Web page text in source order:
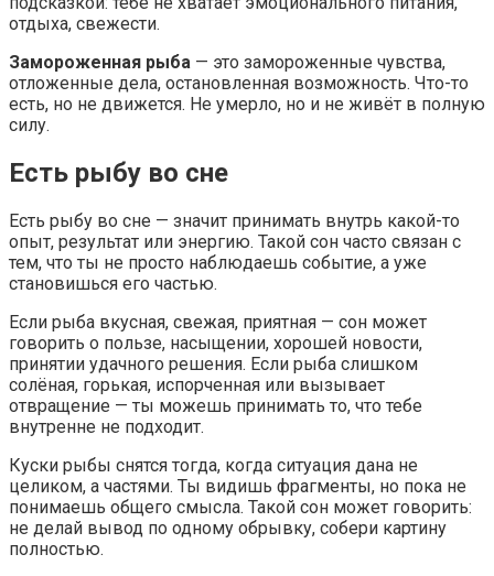
отдыха, свежести.
Замороженная рыба — это замороженные чувства,
отложенные дела, остановленная возможность. Что-то
есть, но не движется. Не умерло, но и не живёт в полную
силу.
Есть рыбу во сне
Есть рыбу во сне — значит принимать внутрь какой-то
опыт, результат или энергию. Такой сон часто связан с
тем, что ты не просто наблюдаешь событие, а уже
становишься его частью.
Если рыба вкусная, свежая, приятная — сон может
говорить о пользе, насыщении, хорошей новости,
принятии удачного решения. Если рыба слишком
солёная, горькая, испорченная или вызывает
отвращение — ты можешь принимать то, что тебе
внутренне не подходит.
Куски рыбы снятся тогда, когда ситуация дана не
целиком, а частями. Ты видишь фрагменты, но пока не
понимаешь общего смысла. Такой сон может говорить:
не делай вывод по одному обрывку, собери картину
полностью.